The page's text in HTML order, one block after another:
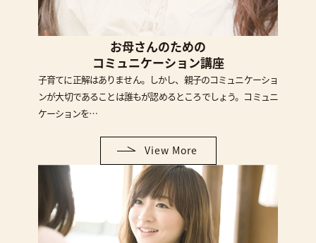
お母さんのための
コミュニケーション講座
子育てに正解はありません。しかし、親子のコミュニケーショ
ンが大切であることは誰もが認めるところでしょう。コミュニ
ケーションを…
View More